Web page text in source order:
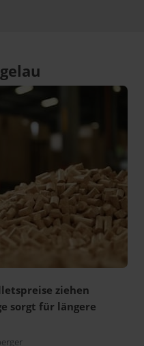
ziehen
sorgt für längere